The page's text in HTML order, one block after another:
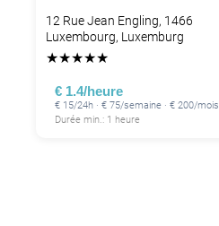
12 Rue Jean Engling, 1466
Luxembourg, Luxemburg
★★★★★
€ 1.4/heure
€ 15/24h · € 75/semaine · € 200/mois
Durée min.: 1 heure